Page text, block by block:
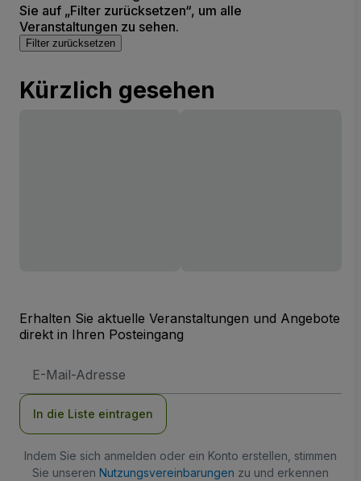
Sie auf „Filter zurücksetzen“, um alle
Veranstaltungen zu sehen.
Filter zurücksetzen
Kürzlich gesehen
Erhalten Sie aktuelle Veranstaltungen und Angebote
direkt in Ihren Posteingang
Mail-
In die Liste eintragen
Indem Sie sich anmelden oder ein Konto erstellen, stimmen
Sie unseren Nutzungsvereinbarungen zu und erkennen